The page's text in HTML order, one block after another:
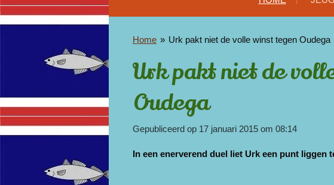
Home » Urk pakt niet de volle winst tegen Oudega
Urk pakt niet de
Oudega
Gepubliceerd op 17 januari 2015 om 08:14
In een enerverend duel liet Urk een punt liggen